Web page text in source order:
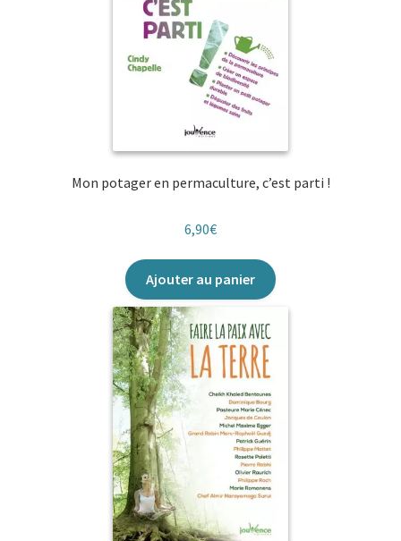
Mon potager en permaculture, c’est parti !
6,90€
Ajouter au panier